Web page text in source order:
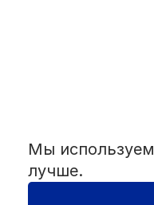
Мы используем
лучше.